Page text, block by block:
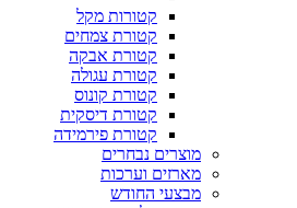
קטורות מקל
קטורת צמחים
קטורת אבקה
קטורת עגולה
קטורת קונוס
קטורת דיסקית
קטורת פירמידה
מוצרים נבחרים
מארזים וערכות
מבצעי החודש